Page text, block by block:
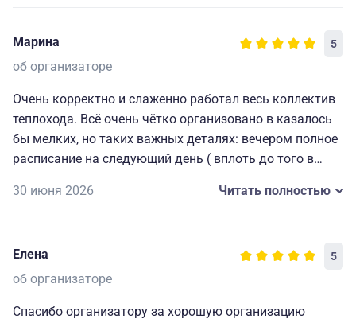
Марина 5
об организаторе
Очень корректно и слаженно работал весь коллектив
теплохода. Всё очень чётко организовано в казалось
бы мелких, но таких важных деталях: вечером полное
расписание на следующий день ( вплоть до того в
работающие наушники для экскурсий и т. д. Мелочи,
капитану и всему составу за прекрасно
организованный отдых.🥰
30 июня 2026 Читать полностью
Елена 5
об организаторе
Спасибо организатору за хорошую организацию